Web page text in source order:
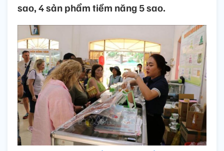
sao, 4 sản phẩm tiềm năng 5 sao.